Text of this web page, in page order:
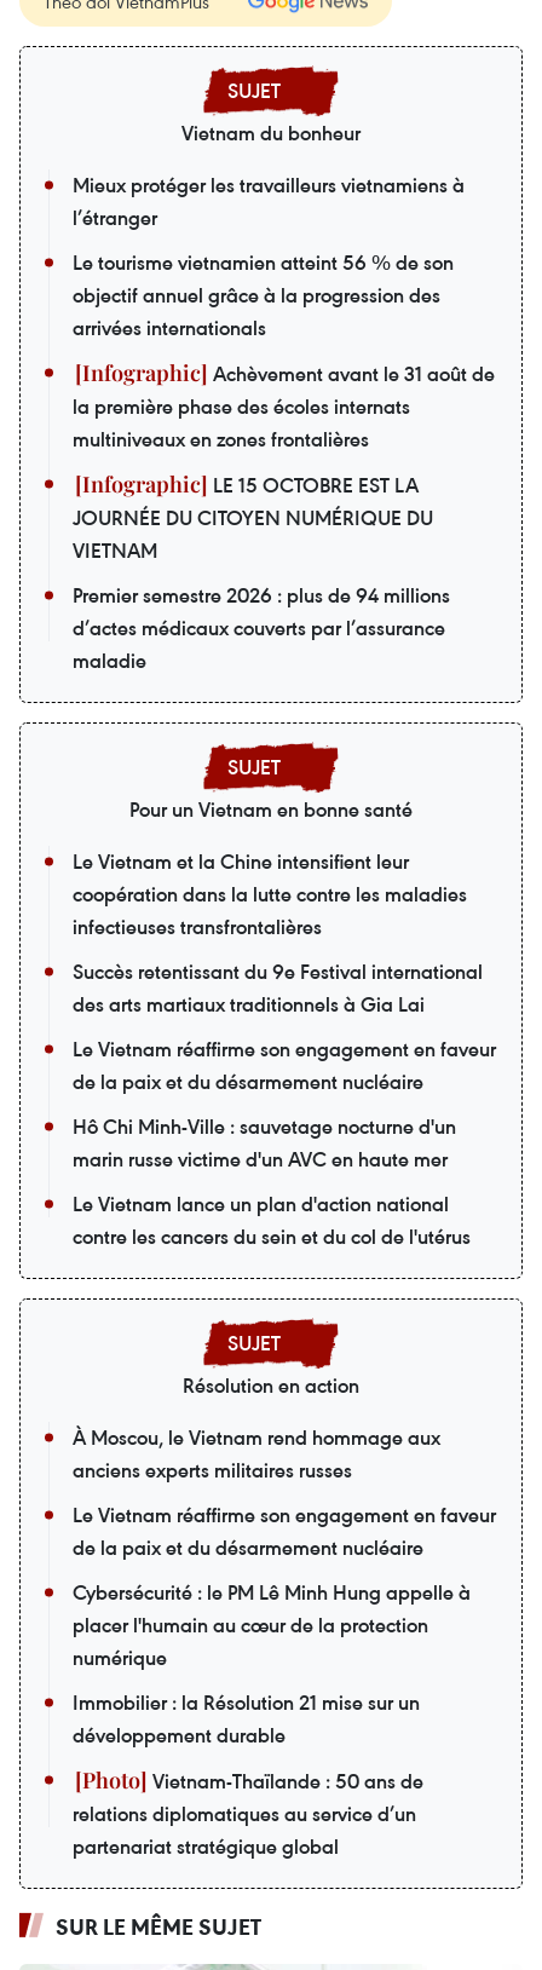
Vietnam du bonheur
Mieux protéger les travailleurs vietnamiens à
l’étranger
Le tourisme vietnamien atteint 56 % de son
objectif annuel grâce à la progression des
arrivées internationals
Achèvement avant le 31 août de
la première phase des écoles internats
multiniveaux en zones frontalières
LE 15 OCTOBRE EST LA
JOURNÉE DU CITOYEN NUMÉRIQUE DU
VIETNAM
Premier semestre 2026 : plus de 94 millions
d’actes médicaux couverts par l’assurance
maladie
Pour un Vietnam en bonne santé
Le Vietnam et la Chine intensifient leur
coopération dans la lutte contre les maladies
infectieuses transfrontalières
Succès retentissant du 9e Festival international
des arts martiaux traditionnels à Gia Lai
Le Vietnam réaffirme son engagement en faveur
de la paix et du désarmement nucléaire
Hô Chi Minh-Ville : sauvetage nocturne d'un
marin russe victime d'un AVC en haute mer
Le Vietnam lance un plan d'action national
contre les cancers du sein et du col de l'utérus
Résolution en action
À Moscou, le Vietnam rend hommage aux
anciens experts militaires russes
Le Vietnam réaffirme son engagement en faveur
de la paix et du désarmement nucléaire
Cybersécurité : le PM Lê Minh Hung appelle à
placer l'humain au cœur de la protection
numérique
Immobilier : la Résolution 21 mise sur un
développement durable
Vietnam-Thaïlande : 50 ans de
relations diplomatiques au service d’un
partenariat stratégique global
SUR LE MÊME SUJET